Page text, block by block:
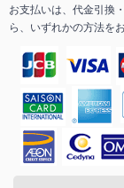
お支払いは、代金引換
ら、いずれかの方法を